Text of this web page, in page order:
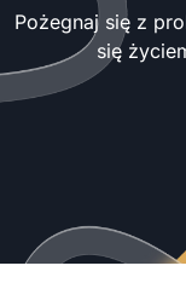
Pożegnaj się z
się